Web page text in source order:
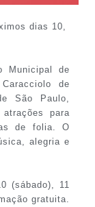
dias 10,
Municipal de
de
São Paulo,
para
de folia. O
alegria e
(sábado), 11
gratuita.